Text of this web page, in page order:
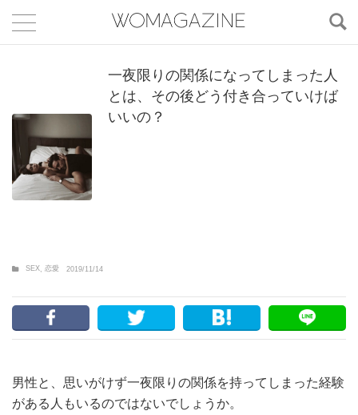
一夜限りの関係になってしまった人
とは、その後どう付き合っていけば
いいの？
SEX, 恋愛 2019/11/14
男性と、思いがけず一夜限りの関係を持ってしまった経験
がある人もいるのではないでしょうか。